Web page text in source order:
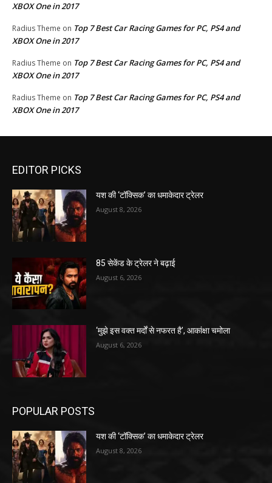
XBOX One in 2017
Radius Theme on Top 7 Best Car Racing Games for PC, PS4 and
XBOX One in 2017
Radius Theme on Top 7 Best Car Racing Games for PC, PS4 and
XBOX One in 2017
Radius Theme on Top 7 Best Car Racing Games for PC, PS4 and
XBOX One in 2017
EDITOR PICKS
यश की ‘टॉक्सिक’ का धमाकेदार ट्रेलर
August 8, 2026
85 सेकेंड के ट्रेलर ने बढ़ाई
August 6, 2026
‘मुझे इस वक्त मर्दों से नफरत है’, आकांक्षा चमोला
August 6, 2026
POPULAR POSTS
यश की ‘टॉक्सिक’ का धमाकेदार ट्रेलर
August 8, 2026